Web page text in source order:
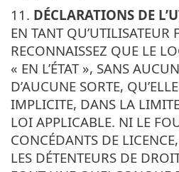
11. DÉCLARATIONS DE
EN TANT QU’UTILISATEUR
RECONNAISSEZ QUE LE
« EN L’ÉTAT », SANS
D’AUCUNE SORTE,
IMPLICITE, DANS LA
LOI APPLICABLE. NI LE
CONCÉDANTS DE
LES DÉTENTEURS DE